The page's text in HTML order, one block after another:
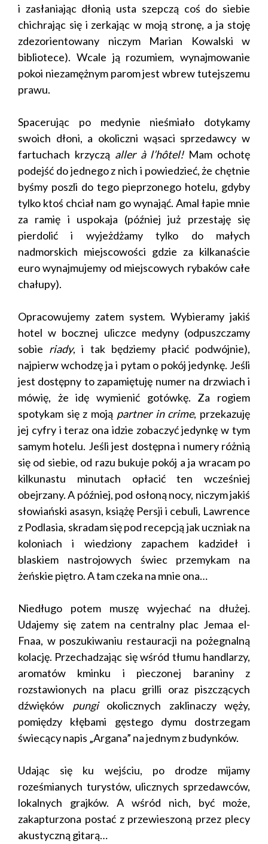
i zasłaniając dłonią usta szepczą coś do siebie
chichrając się i zerkając w moją stronę, a ja stoję
zdezorientowany niczym Marian Kowalski w
bibliotece). Wcale ją rozumiem, wynajmowanie
pokoi niezamężnym parom jest wbrew tutejszemu
prawu.
Spacerując po medynie nieśmiało dotykamy
swoich dłoni, a okoliczni wąsaci sprzedawcy w
fartuchach krzyczą aller à l’hôtel!Mam ochotę
podejść do jednego z nich i powiedzieć, że chętnie
byśmy poszli do tego pieprzonego hotelu, gdyby
tylko ktoś chciał nam go wynająć. Amal łapie mnie
za ramię i uspokaja (później już przestaję się
pierdolić i wyjeżdżamy tylko do małych
nadmorskich miejscowości gdzie za kilkanaście
euro wynajmujemy od miejscowych rybaków całe
chałupy).
Opracowujemy zatem system. Wybieramy jakiś
hotel w bocznej uliczce medyny (odpuszczamy
sobie riady, i tak będziemy płacić podwójnie),
najpierw wchodzę ja i pytam o pokój jedynkę. Jeśli
jest dostępny to zapamiętuję numer na drzwiach i
mówię, że idę wymienić gotówkę. Za rogiem
spotykam się z moją partner in crime, przekazuję
jej cyfry i teraz ona idzie zobaczyć jedynkę w tym
samym hotelu. Jeśli jest dostępna i numery różnią
się od siebie, od razu bukuje pokój a ja wracam po
kilkunastu minutach opłacić ten wcześniej
obejrzany. A później, pod osłoną nocy, niczym jakiś
słowiański asasyn, książę Persji i cebuli, Lawrence
z Podlasia, skradam się pod recepcją jak uczniak na
koloniach i wiedziony zapachem kadzideł i
blaskiem nastrojowych świec przemykam na
żeńskie piętro. A tam czeka na mnie ona…
Niedługo potem muszę wyjechać na dłużej.
Udajemy się zatem na centralny plac Jemaa el-
Fnaa, w poszukiwaniu restauracji na pożegnalną
kolację. Przechadzając się wśród tłumu handlarzy,
aromatów kminku i pieczonej baraniny z
rozstawionych na placu grilli oraz piszczących
dźwięków pungi okolicznych zaklinaczy węży,
pomiędzy kłębami gęstego dymu dostrzegam
świecący napis „Argana” na jednym z budynków.
Udając się ku wejściu, po drodze mijamy
roześmianych turystów, ulicznych sprzedawców,
lokalnych grajków. A wśród nich, być może,
zakapturzona postać z przewieszoną przez plecy
akustyczną gitarą…